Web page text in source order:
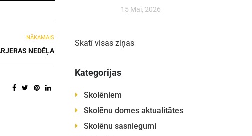
NĀKAMAIS
NEDĒĻA
15 Mai, 2026
Skatī visas ziņas
Kategorijas
Skolēniem
Skolēnu domes aktualitātes
Skolēnu sasniegumi